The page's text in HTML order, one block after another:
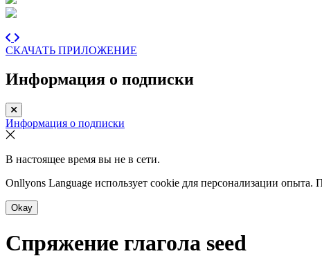
СКАЧАТЬ ПРИЛОЖЕНИЕ
Информация о подписки
Информация о подписки
В настоящее время вы не в сети.
Onllyons Language использует cookie для персонализации опыта.
Okay
Спряжение глагола seed